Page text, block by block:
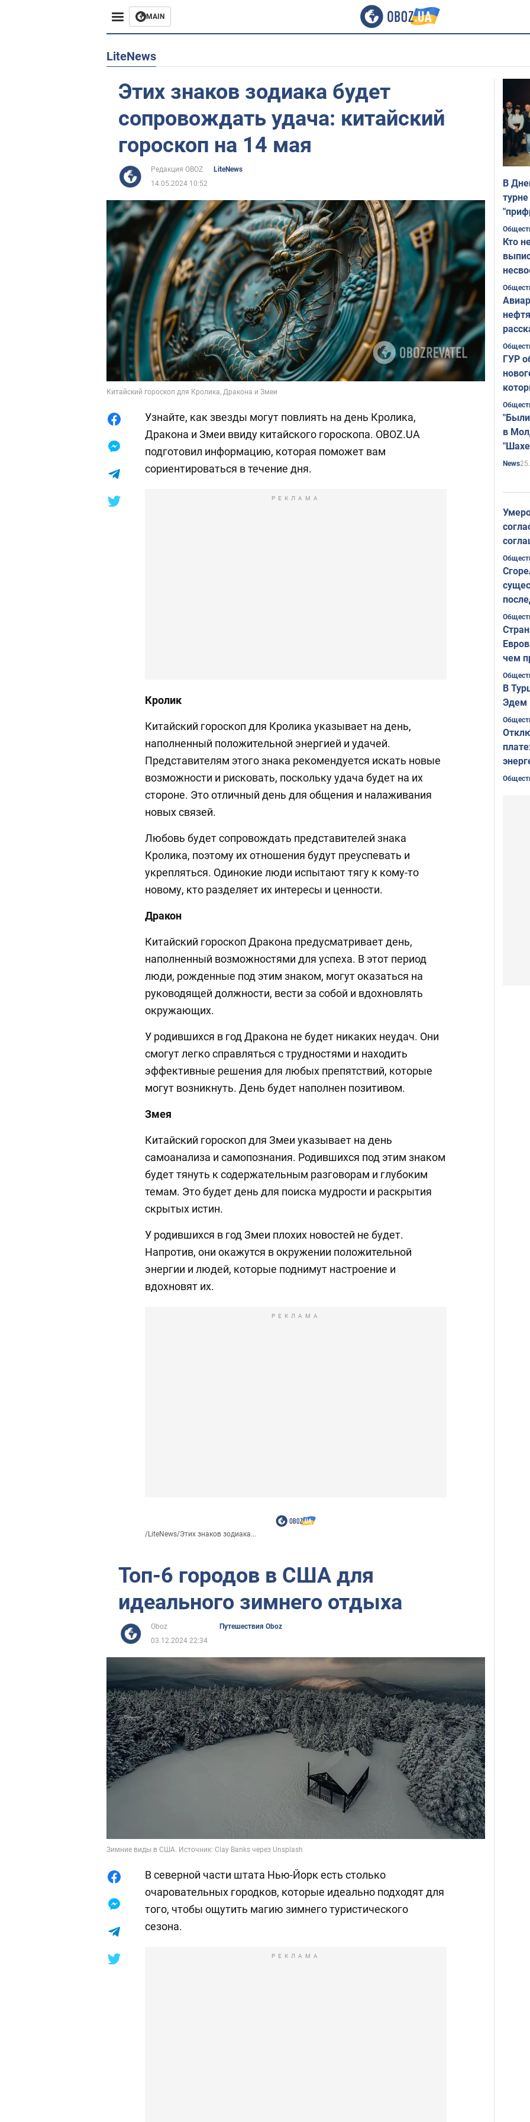
MAIN
Европа
Жизнь
LiteNews
Этих знаков зодиака будет
сопровождать удача: китайский
гороскоп на 14 мая
Редакция OBOZ
LiteNews
14.05.2024 10:52
Китайский гороскоп для Кролика, Дракона и Змеи
Узнайте, как звезды могут повлиять на день Кролика,
Дракона и Змеи ввиду китайского гороскопа. OBOZ.UA
подготовил информацию, которая поможет вам
сориентироваться в течение дня.
РЕКЛАМА
Кролик
Китайский гороскоп для Кролика указывает на день,
наполненный положительной энергией и удачей.
Представителям этого знака рекомендуется искать новые
возможности и рисковать, поскольку удача будет на их
стороне. Это отличный день для общения и налаживания
новых связей.
Любовь будет сопровождать представителей знака
Кролика, поэтому их отношения будут преуспевать и
укрепляться. Одинокие люди испытают тягу к кому-то
новому, кто разделяет их интересы и ценности.
Дракон
Китайский гороскоп Дракона предусматривает день,
наполненный возможностями для успеха. В этот период
люди, рожденные под этим знаком, могут оказаться на
руководящей должности, вести за собой и вдохновлять
окружающих.
У родившихся в год Дракона не будет никаких неудач. Они
смогут легко справляться с трудностями и находить
эффективные решения для любых препятствий, которые
могут возникнуть. День будет наполнен позитивом.
Змея
Китайский гороскоп для Змеи указывает на день
самоанализа и самопознания. Родившихся под этим знаком
будет тянуть к содержательным разговорам и глубоким
темам. Это будет день для поиска мудрости и раскрытия
скрытых истин.
У родившихся в год Змеи плохих новостей не будет.
Напротив, они окажутся в окружении положительной
энергии и людей, которые поднимут настроение и
вдохновят их.
РЕКЛАМА
/LiteNews/Этих знаков зодиака...
Топ-6 городов в США для
идеального зимнего отдыха
Oboz
Путешествия Oboz
03.12.2024 22:34
Зимние виды в США. Источник: Clay Banks через Unsplash
В северной части штата Нью-Йорк есть столько
очаровательных городков, которые идеально подходят для
того, чтобы ощутить магию зимнего туристического
сезона.
РЕКЛАМА
В
Кто
ГУР
в
News
чем
В
Эдем